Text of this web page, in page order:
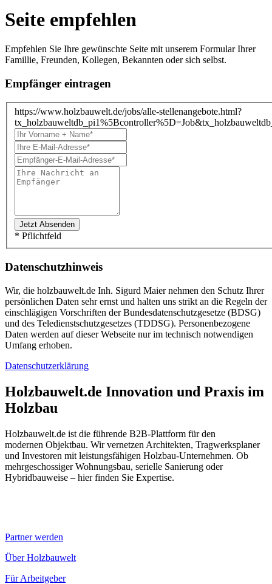
Seite empfehlen
Empfehlen Sie Ihre gewünschte Seite mit unserem Formular Ihrer
Famillie, Freunden, Kollegen, Bekannten oder sich selbst.
Empfänger eintragen
https://www.holzbauwelt.de/jobs/alle-stellenangebote.html?
* Pflichtfeld
Datenschutzhinweis
Wir, die holzbauwelt.de Inh. Sigurd Maier nehmen den Schutz Ihrer
persönlichen Daten sehr ernst und halten uns strikt an die Regeln der
einschlägigen Vorschriften der Bundesdatenschutzgesetze (BDSG)
und des Teledienstschutzgesetzes (TDDSG). Personenbezogene
Daten werden auf dieser Webseite nur im technisch notwendigen
Umfang erhoben.
Datenschutzerklärung
Holzbauwelt.de Innovation und Praxis im
Holzbau
Holzbauwelt.de ist die führende B2B-Plattform für den
modernen Objektbau. Wir vernetzen Architekten, Tragwerksplaner
und Investoren mit leistungsfähigen Holzbau-Unternehmen. Ob
mehrgeschossiger Wohnungsbau, serielle Sanierung oder
Hybridbauweise – hier finden Sie Expertise.
Partner werden
Über Holzbauwelt
Für Arbeitgeber